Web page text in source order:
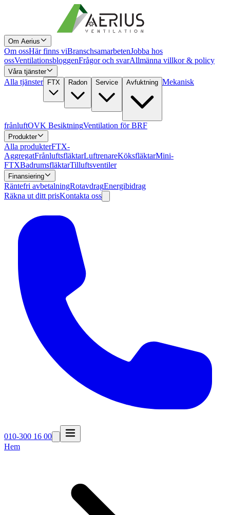
Om Aerius
Om ossHär finns viBranschsamarbetenJobba hos
ossVentilationsbloggenFrågor och svarAllmänna villkor & policy
Våra tjänster
Alla tjänster FTX Radon Service Avfuktning Mekanisk
frånluftOVK BesiktningVentilation för BRF
Produkter
Alla produkterFTX-
AggregatFrånluftsfläktarLuftrenareKöksfläktarMini-
FTXBadrumsfläktarTilluftsventiler
Finansiering
Räntefri avbetalningRotavdragEnergibidrag
Räkna ut ditt prisKontakta oss
010-300 16 00
Hem